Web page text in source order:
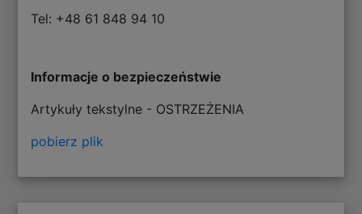
Tel: +48 61 848 94 10
Informacje o bezpieczeństwie
Artykuły tekstylne - OSTRZEŻENIA
pobierz plik